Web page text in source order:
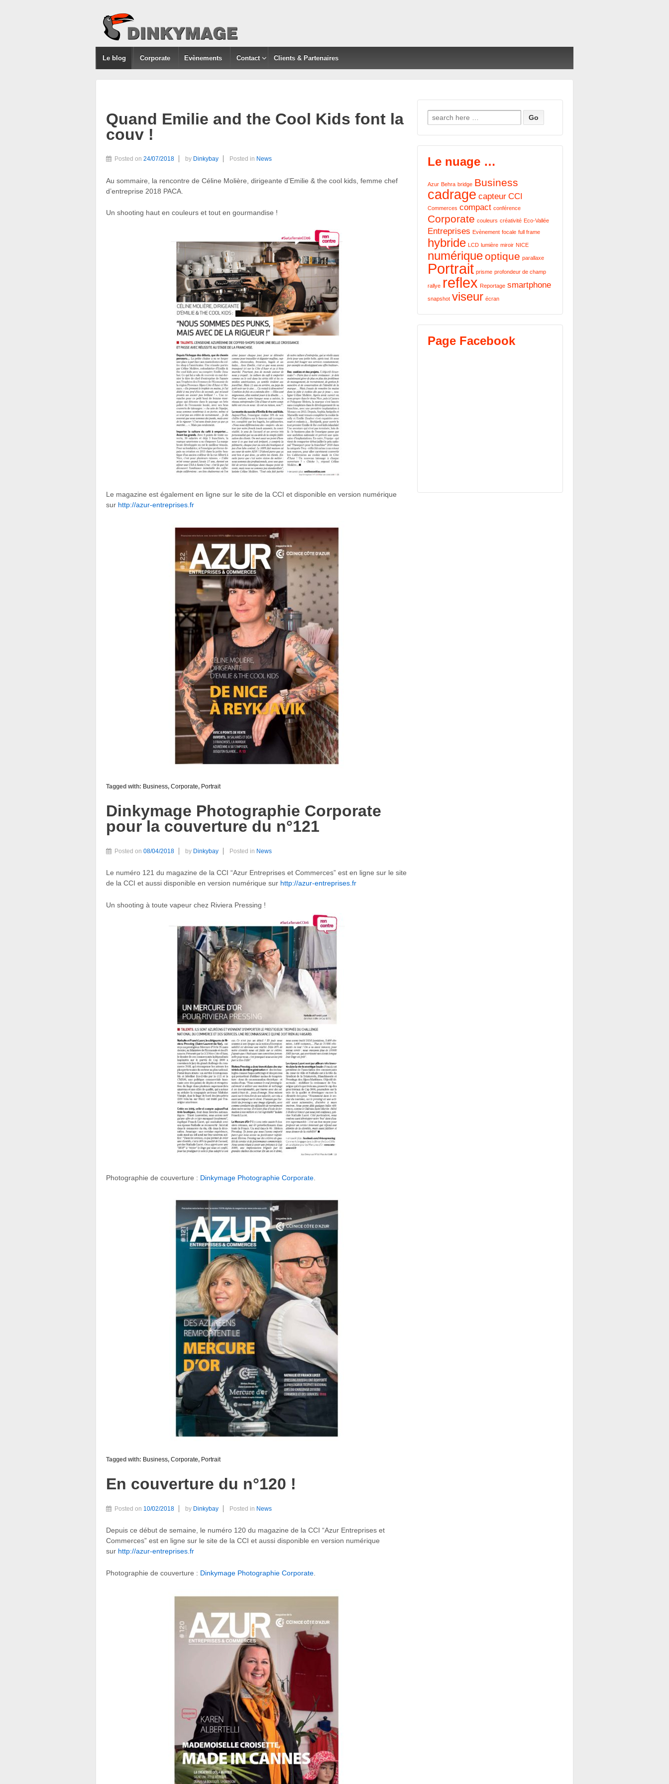
Le blog Corporate Evènements Contact Clients & Partenaires
Quand Emilie and the Cool Kids font la
couv !
Posted on 24/07/2018 by Dinkybay Posted in News
Au sommaire, la rencontre de Céline Molière, dirigeante d’Emilie & the cool kids , femme chef
d’entreprise 2018 PACA.
Un shooting haut en couleurs et tout en gourmandise !
Le magazine est également en ligne sur le site de la CCI et disponible en version numérique
sur http://azur-entreprises.fr
Tagged with: Business, Corporate, Portrait
Dinkymage Photographie Corporate
pour la couverture du n°121
Posted on 08/04/2018 by Dinkybay Posted in News
Le numéro 121 du magazine de la CCI “Azur Entreprises et Commerces” est en ligne sur le site
de la CCI et aussi disponible en version numérique sur http://azur-entreprises.fr
Un shooting à toute vapeur chez Riviera Pressing !
Photographie de couverture : Dinkymage Photographie Corporate
Tagged with: Business, Corporate, Portrait
En couverture du n°120 !
Posted on 10/02/2018 by Dinkybay Posted in News
Depuis ce début de semaine, le numéro 120 du magazine de la CCI “Azur Entreprises et
Commerces” est en ligne sur le site de la CCI et aussi disponible en version numérique
sur http://azur-entreprises.fr
Photographie de couverture : Dinkymage Photographie Corporate
Search for:
Le nuage …
Azur Behra bridge Business
cadrage capteur CCI
Commerces compact conférence
Corporate couleurs créativité Eco-Vallée
Entreprises Evènement focale full frame
hybride LCD lumière miroir NICE
numériqueoptique parallaxe
Portrait prisme profondeur de champ
rallye reflex Reportage smartphone
snapshot viseur écran
Page Facebook